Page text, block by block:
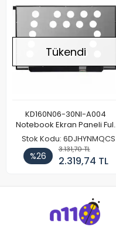
Tükendi
KD160N06-30NI-A004
Notebook Ekran Paneli Full
HD
Stok Kodu: 6DJHYNMQCS
%26
3.131,70 TL
2.319,74 TL